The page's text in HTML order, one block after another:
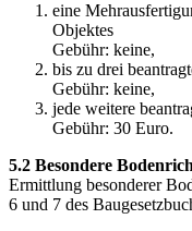
eine
Objektes
Gebühr: keine,
bis zu drei
Gebühr: keine,
jede weitere
Gebühr: 30 Euro.
5.2 Besondere
Ermittlung besonderer
6 und 7 des